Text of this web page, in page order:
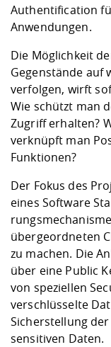
Career Service
Angebote für
Kontakt und
Authentification
Anwendungen.
Die Möglichkeit
Gegenstände auf
verfolgen, wirft
Wie schützt man
Zugriff erhalten?
verknüpft man
Funktionen?
Der Fokus des
eines Software
übergeordneten
zu machen. Die
über eine Public
von speziellen
verschlüsselte
Sicherstellung
sensitiven Daten.